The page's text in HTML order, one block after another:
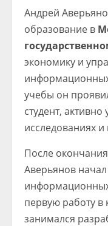
Андрей
образование в
экономику и
учебы он
студент,
исследованиях и
После
Аверьянов
первую работу в
занимался